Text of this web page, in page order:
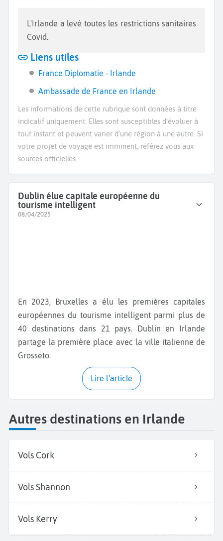
L'Irlande a levé toutes les restrictions sanitaires
Covid.
Liens utiles
France Diplomatie - Irlande
Ambassade de France en Irlande
Les informations de cette rubrique sont données à titre
indicatif uniquement. Elles sont susceptibles d’évoluer à
tout instant et peuvent varier d’une région à une autre. Si
votre projet de voyage est imminent, référez vous aux
sources officielles.
Dublin élue capitale européenne du
tourisme intelligent
08/04/2025
En 2023, Bruxelles a élu les premières capitales
européennes du tourisme intelligent parmi plus de
40 destinations dans 21 pays. Dublin en Irlande
partage la première place avec la ville italienne de
Grosseto.
Lire l'article
Autres destinations en Irlande
Vols Cork
Vols Shannon
Vols Kerry